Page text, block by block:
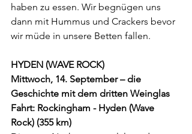
haben zu essen. Wir begnügen uns
dann mit Hummus und Crackers bevor
wir müde in unsere Betten fallen.
HYDEN (WAVE ROCK)
Mittwoch, 14. September – die
Geschichte mit dem dritten Weinglas
Fahrt: Rockingham - Hyden (Wave
Rock) (355 km)